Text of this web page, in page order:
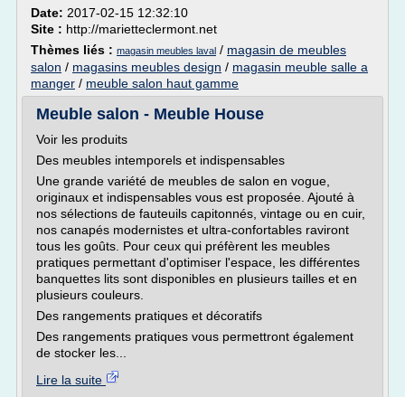
Date: 2017-02-15 12:32:10
Site : http://marietteclermont.net
Thèmes liés : magasin meubles laval / magasin de meubles
salon / magasins meubles design / magasin meuble salle a
manger / meuble salon haut gamme
Meuble salon - Meuble House
Voir les produits
Des meubles intemporels et indispensables
Une grande variété de meubles de salon en vogue,
originaux et indispensables vous est proposée. Ajouté à
nos sélections de fauteuils capitonnés, vintage ou en cuir,
nos canapés modernistes et ultra-confortables raviront
tous les goûts. Pour ceux qui préfèrent les meubles
pratiques permettant d'optimiser l'espace, les différentes
banquettes lits sont disponibles en plusieurs tailles et en
plusieurs couleurs.
Des rangements pratiques et décoratifs
Des rangements pratiques vous permettront également
de stocker les...
Lire la suite